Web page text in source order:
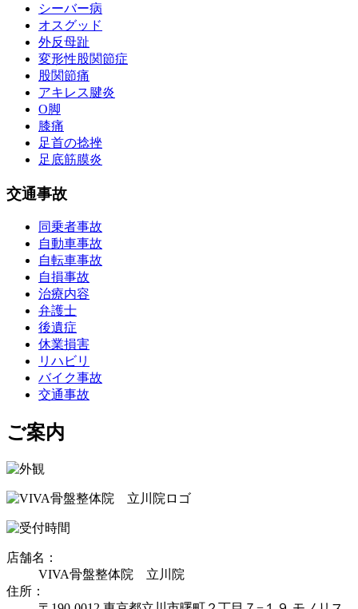
シーバー病
オスグッド
外反母趾
変形性股関節症
股関節痛
アキレス腱炎
O脚
膝痛
足首の捻挫
足底筋膜炎
交通事故
同乗者事故
自動車事故
自転車事故
自損事故
治療内容
弁護士
後遺症
休業損害
リハビリ
バイク事故
交通事故
ご案内
店舗名：
VIVA骨盤整体院 立川院
住所：